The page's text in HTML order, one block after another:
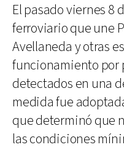
El pasado viernes 8
ferroviario que une
Avellaneda y otras
funcionamiento por
detectados en una
medida fue
que determinó que
las condiciones